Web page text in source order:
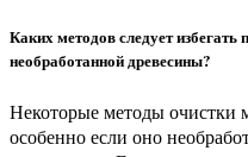
Каких методов следует избегать
необработанной древесины?
Некоторые методы очистки
особенно если оно